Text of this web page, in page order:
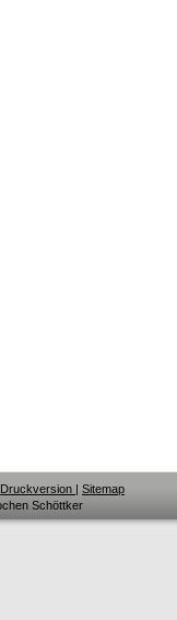
Druckversion | Sitemap
Schöttker